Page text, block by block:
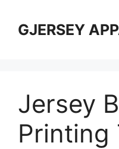
contentGJERSEY
Jersey
Printing